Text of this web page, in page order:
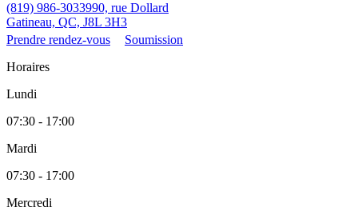
(819) 986-3033990, rue Dollard
Gatineau, QC, J8L 3H3
Prendre rendez-vous
Soumission
Horaires
Lundi
07:30 - 17:00
Mardi
07:30 - 17:00
Mercredi